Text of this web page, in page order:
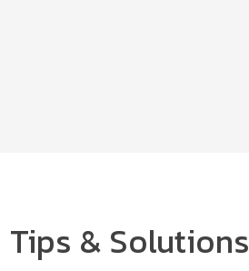
Tips & Solutions